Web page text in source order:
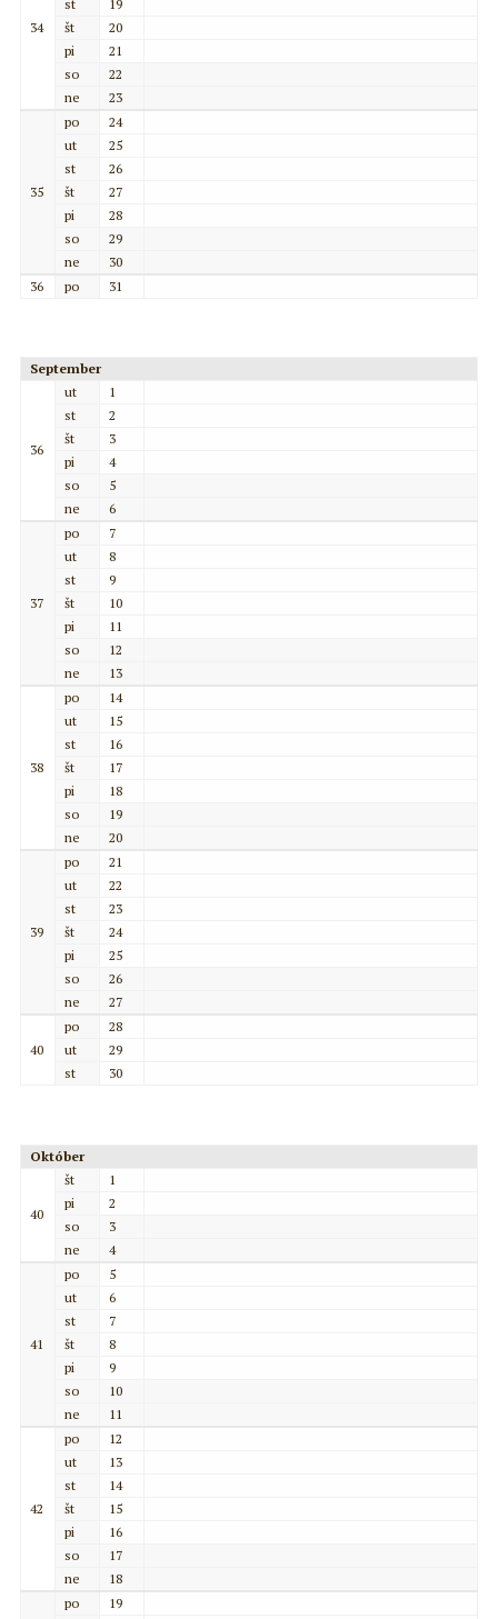
34
st
19
št
20
pi
21
so
22
ne
23
35
po
24
ut
25
st
26
št
27
pi
28
so
29
ne
30
36
po 31
September
36
ut
1
st
2
št
3
pi
4
so
5
ne
6
37
po
7
ut
8
st
9
št
10
pi
11
so
12
ne
13
38
po
14
ut
15
st
16
št
17
pi
18
so
19
ne
20
39
po
21
ut
22
st
23
št
24
pi
25
so
26
ne
27
40
po
28
ut
29
st
30
Október
40
št
1
pi
2
so
3
ne
4
41
po
5
ut
6
st
7
št
8
pi
9
so
10
ne
11
42
po
12
ut
13
st
14
št
15
pi
16
so
17
ne
18
po
19